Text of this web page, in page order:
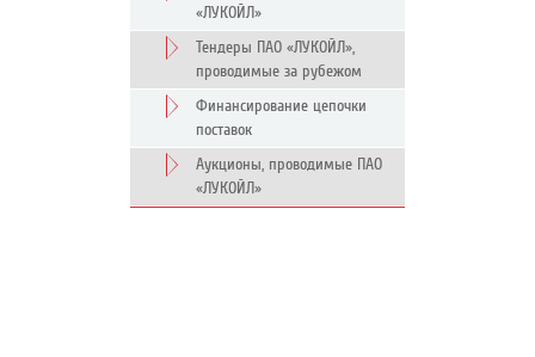
«ЛУКОЙЛ»
Тендеры ПАО «ЛУКОЙЛ»,
проводимые за рубежом
Финансирование цепочки
поставок
Аукционы, проводимые ПАО
«ЛУКОЙЛ»